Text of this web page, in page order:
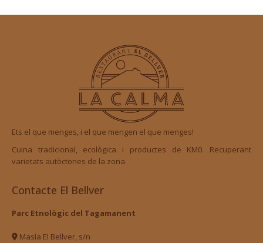
Ets el que menges, i el que mengen el que menges!
Cuina tradicional, ecològica i productes de KM0. Recuperant
varietats autòctones de la zona.
Contacte El Bellver
Parc Etnològic del Tagamanent
Masía El Bellver, s/n